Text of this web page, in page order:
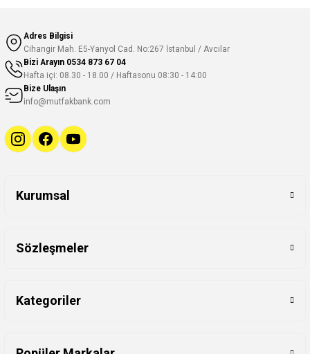
Adres Bilgisi
Cihangir Mah. E5-Yanyol Cad. No:267 İstanbul / Avcılar
Bizi Arayın 0534 873 67 04
Hafta içi: 08.30 - 18.00 / Haftasonu 08:30 - 14:00
Bize Ulaşın
info@mutfakbank.com
Kurumsal
Sözleşmeler
Kategoriler